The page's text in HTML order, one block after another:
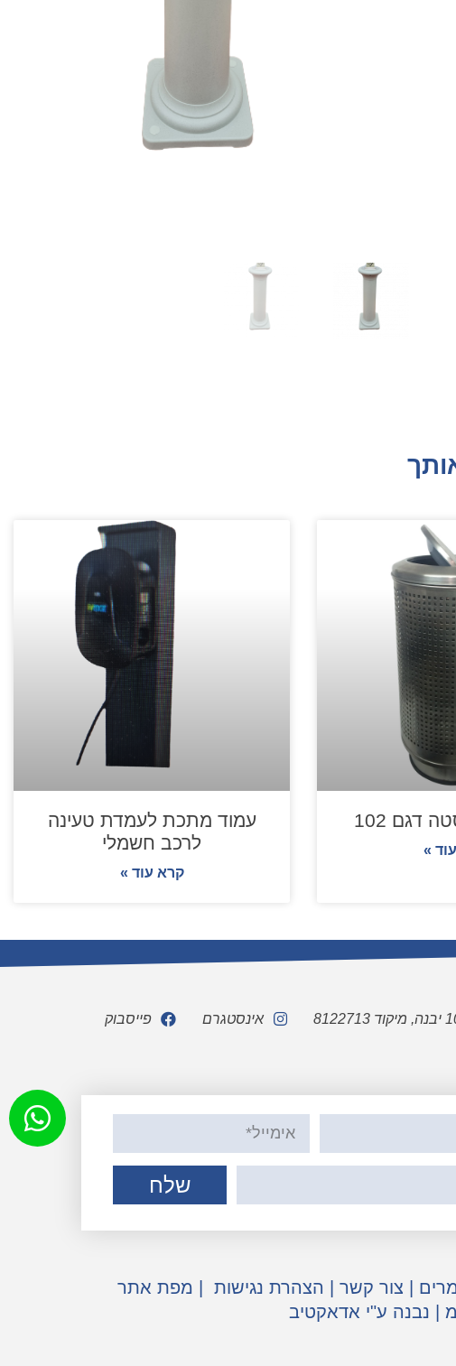
דגם 102
»
עמוד מתכת לעמדת טעינה
לרכב חשמלי
קרא עוד »
אינסטגרם
פייסבוק
שלח
| צור קשר | הצהרת נגישות | מפת אתר
| נבנה ע"י אדאקטיב